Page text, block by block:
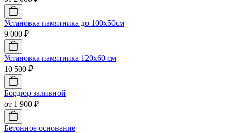
Установка памятника до 100х50см
9 000 ₽
Установка памятника 120х60 см
10 500 ₽
Бордюр заливной
от 1 900 ₽
Бетонное основание